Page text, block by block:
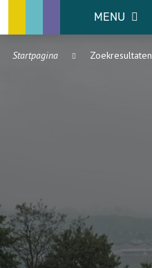
MENU
Startpagina Zoekresultaten